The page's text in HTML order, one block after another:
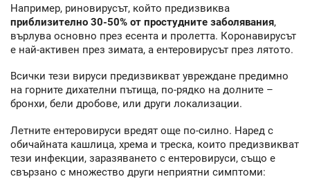
Например, риновирусът, който предизвиква
приблизително 30-50% от простудните заболявания,
върлува основно през есента и пролетта. Коронавирусът
е най-активен през зимата, а ентеровирусът през лятото.
Всички тези вируси предизвикват увреждане предимно
на горните дихателни пътища, по-рядко на долните –
бронхи, бели дробове, или други локализации.
Летните ентеровируси вредят още по-силно. Наред с
обичайната кашлица, хрема и треска, които предизвикват
тези инфекции, заразяването с ентеровируси, също е
свързано с множество други неприятни симптоми: